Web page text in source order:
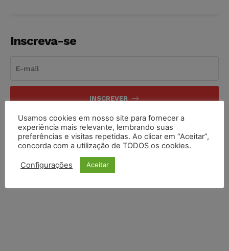
Inscreva-se
INSCREVER
Li e aceito aPolítica de Privacidade.
Usamos cookies em nosso site para fornecer a
experiência mais relevante, lembrando suas
preferências e visitas repetidas. Ao clicar em “Aceitar”,
concorda com a utilização de TODOS os cookies.
Configurações Aceitar